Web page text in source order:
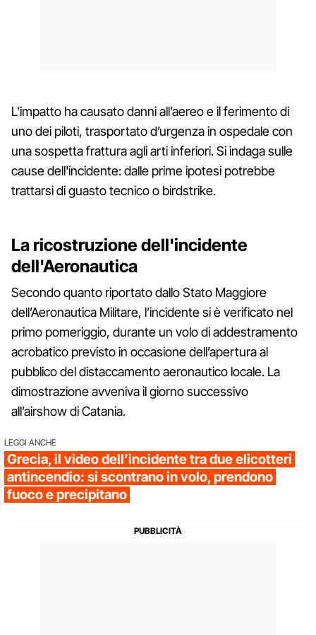
L’impatto ha causato danni all’aereo e il ferimento di
uno dei piloti, trasportato d’urgenza in ospedale con
una sospetta frattura agli arti inferiori. Si indaga sulle
cause dell'incidente: dalle prime ipotesi potrebbe
trattarsi di guasto tecnico o birdstrike.
La ricostruzione dell'incidente
dell'Aeronautica
Secondo quanto riportato dallo Stato Maggiore
dell’Aeronautica Militare, l’incidente si è verificato nel
primo pomeriggio, durante un volo di addestramento
acrobatico previsto in occasione dell’apertura al
pubblico del distaccamento aeronautico locale. La
dimostrazione avveniva il giorno successivo
all’airshow di Catania.
LEGGI ANCHE
Grecia, il video dell’incidente tra due elicotteri
antincendio: si scontrano in volo, prendono
fuoco e precipitano